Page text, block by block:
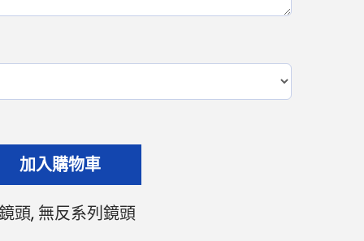
加入購物車
頭, 無反系列鏡頭